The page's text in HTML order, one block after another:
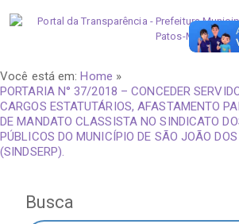
Você está em:Home »
PORTARIA N° 37/2018 – CONCEDER
CARGOS ESTATUTÁRIOS, AFASTAMENTO
DE MANDATO CLASSISTA NO SINDICATO
PÚBLICOS DO MUNICÍPIO DE SÃO JOÃO
(SINDSERP).
Busca